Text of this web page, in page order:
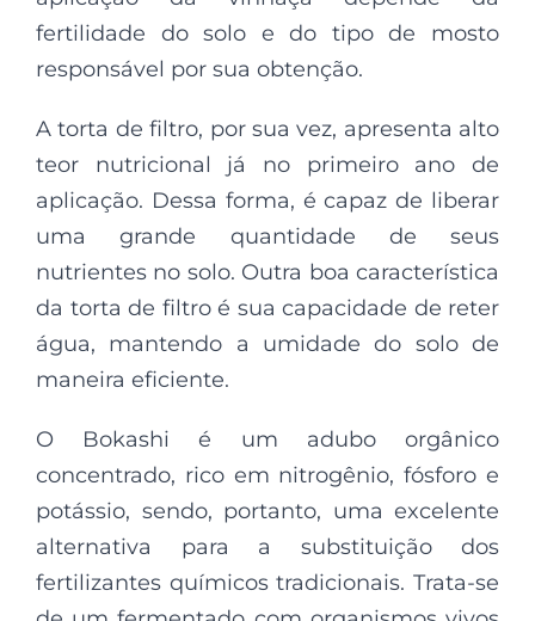
fertilidade do solo e do tipo de mosto
responsável por sua obtenção.
A torta de filtro, por sua vez, apresenta alto
teor nutricional já no primeiro ano de
aplicação. Dessa forma, é capaz de liberar
uma grande quantidade de seus
nutrientes no solo. Outra boa característica
da torta de filtro é sua capacidade de reter
água, mantendo a umidade do solo de
maneira eficiente.
O Bokashi é um adubo orgânico
concentrado, rico em nitrogênio, fósforo e
potássio, sendo, portanto, uma excelente
alternativa para a substituição dos
fertilizantes químicos tradicionais. Trata-se